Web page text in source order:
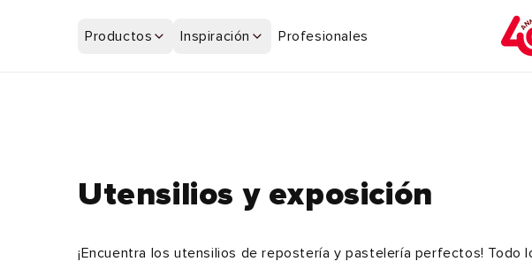
al contenidoProductos Inspiración Profesionales
Utensilios y exposición
¡Encuentra los utensilios de repostería y pastelería perfectos!